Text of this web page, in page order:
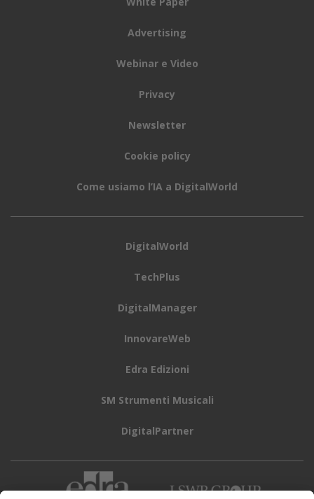
Advertising
Webinar e Video
Privacy
Newsletter
Cookie policy
Come usiamo l’IA a DigitalWorld
DigitalWorld
TechPlus
DigitalManager
InnovareWeb
Edra Edizioni
SM Strumenti Musicali
DigitalPartner